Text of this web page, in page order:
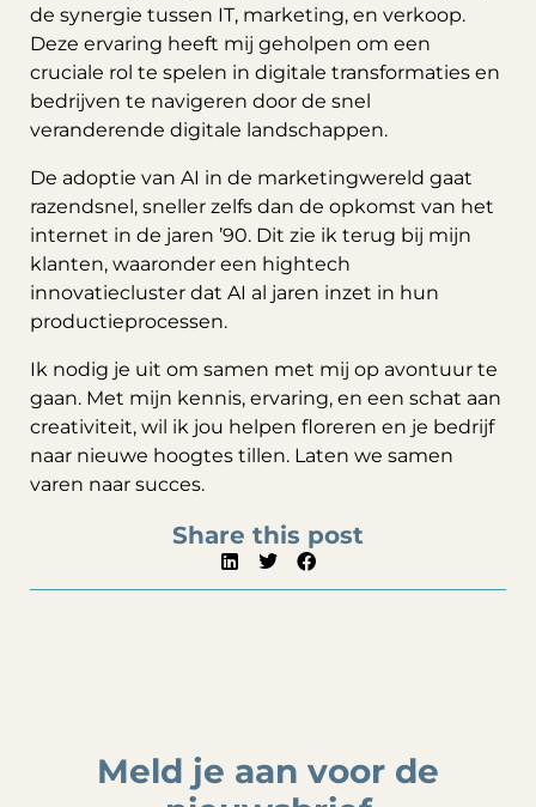
de synergie tussen IT, marketing, en verkoop.
Deze ervaring heeft mij geholpen om een
cruciale rol te spelen in digitale transformaties en
bedrijven te navigeren door de snel
veranderende digitale landschappen.
De adoptie van AI in de marketingwereld gaat
razendsnel, sneller zelfs dan de opkomst van het
internet in de jaren ’90. Dit zie ik terug bij mijn
klanten, waaronder een hightech
innovatiecluster dat AI al jaren inzet in hun
productieprocessen.
Ik nodig je uit om samen met mij op avontuur te
gaan. Met mijn kennis, ervaring, en een schat aan
creativiteit, wil ik jou helpen floreren en je bedrijf
naar nieuwe hoogtes tillen. Laten we samen
varen naar succes.
Share this post
Meld je aan voor de